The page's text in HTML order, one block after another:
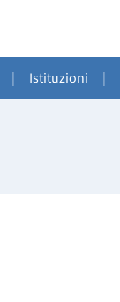
| Istituzioni |